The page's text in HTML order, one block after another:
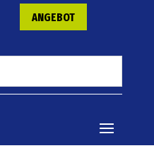
ANGEBOT